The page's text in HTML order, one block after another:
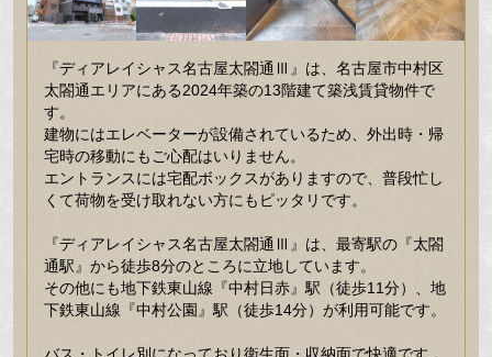
『ディアレイシャス名古屋太閤通Ⅲ』は、名古屋市中村区
太閤通エリアにある2024年築の13階建て築浅賃貸物件で
す。
建物にはエレベーターが設備されているため、外出時・帰
宅時の移動にもご心配はいりません。
エントランスには宅配ボックスがありますので、普段忙し
くて荷物を受け取れない方にもピッタリです。
『ディアレイシャス名古屋太閤通Ⅲ』は、最寄駅の『太閤
通駅』から徒歩8分のところに立地しています。
その他にも地下鉄東山線『中村日赤』駅（徒歩11分）、地
下鉄東山線『中村公園』駅（徒歩14分）が利用可能です。